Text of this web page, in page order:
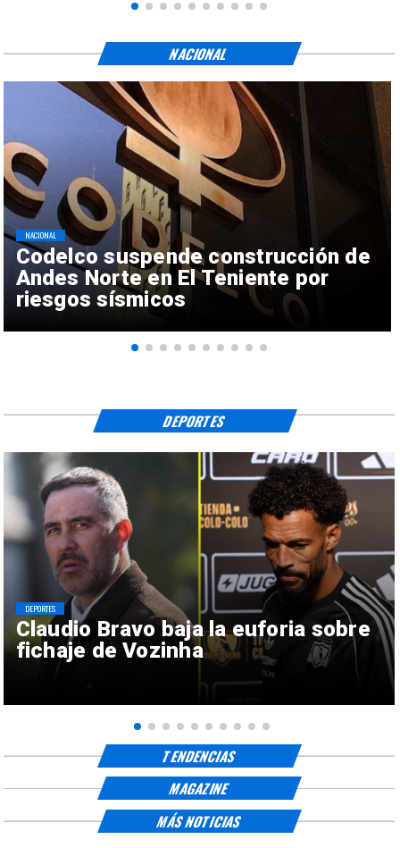
Codelco suspende construcción de
Andes Norte en El Teniente por
riesgos sísmicos
NACIONAL
NACIONAL
Claudio Bravo baja la euforia sobre
fichaje de Vozinha
DEPORTES
DEPORTES
TENDENCIAS
MAGAZINE
MÁS NOTICIAS